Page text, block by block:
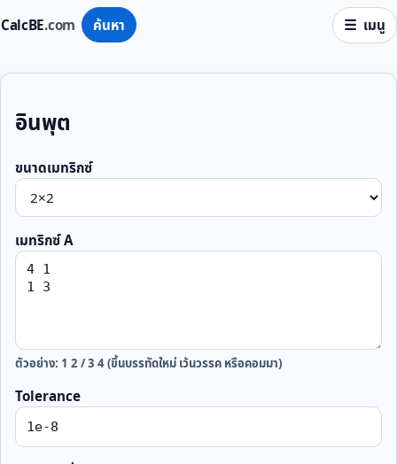
CalcBE.com ค้นหา เมนู
อินพุต
ขนาดเมทริกซ์
เมทริกซ์ A
ตัวอย่าง: 1 2 / 3 4 (ขึ้นบรรทัดใหม่ เว้นวรรค หรือคอมมา)
Tolerance